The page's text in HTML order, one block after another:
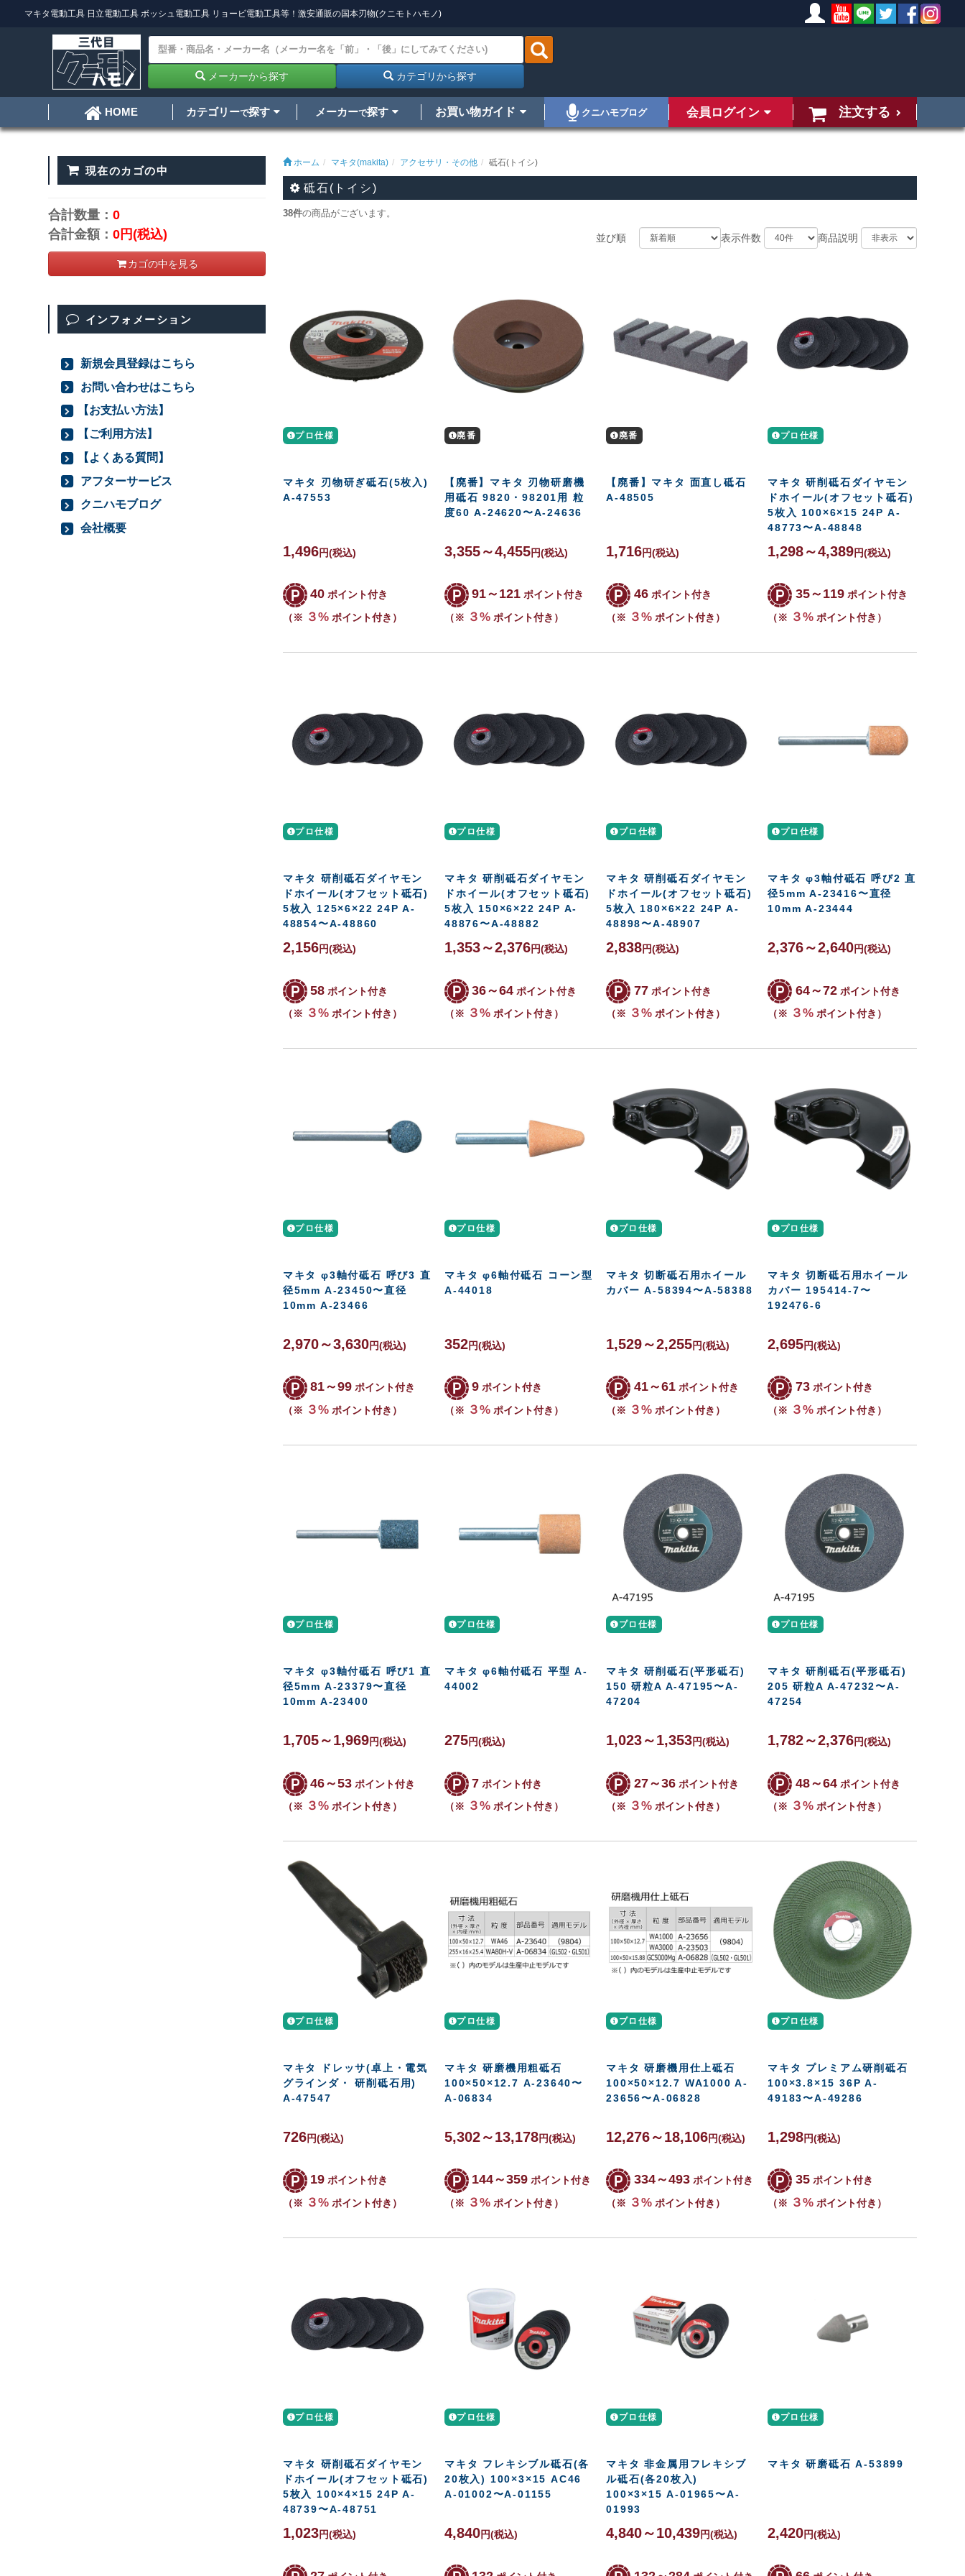
マキタ電動工具 日立電動工具 ボッシュ電動工具 リョービ電動工具等！激安通販の国本刃物(クニモトハモノ)
メーカーから探す カテゴリから探す
HOME カテゴリーで探す メーカーで探す お買い物ガイド クニハモブログ 会員ログイン 注文する
ホーム マキタ(makita) アクセサリ・その他 砥石(トイシ)
砥石(トイシ)
38件の商品がございます。
並び順 表示件数 商品説明
プロ仕様
マキタ 刃物研ぎ砥石(5枚入)
A-47553
1,496円(税込)
40 ポイント付き
（※ ３%ポイント付き）
廃番
【廃番】マキタ 刃物研磨機
用砥石 9820・98201用 粒
度60 A-24620〜A-24636
3,355～4,455円(税込)
91～121 ポイント付き
（※ ３%ポイント付き）
廃番
【廃番】マキタ 面直し砥石
A-48505
1,716円(税込)
46ポイント付き
（※ ３% ポイント付き）
プロ仕様
マキタ 研削砥石ダイヤモン
ドホイール(オフセット砥石)
5枚入 100×6×15 24P A-
48773〜A-48848
1,298～4,389円(税込)
35～119ポイント付き
（※ ３% ポイント付き）
プロ仕様
マキタ 研削砥石ダイヤモン
ドホイール(オフセット砥石)
5枚入 125×6×22 24P A-
48854〜A-48860
2,156円(税込)
58 ポイント付き
（※ ３%ポイント付き）
プロ仕様
マキタ 研削砥石ダイヤモン
ドホイール(オフセット砥石)
5枚入 150×6×22 24P A-
48876〜A-48882
1,353～2,376円(税込)
36～64 ポイント付き
（※ ３%ポイント付き）
プロ仕様
マキタ 研削砥石ダイヤモン
ドホイール(オフセット砥石)
5枚入 180×6×22 24P A-
48898〜A-48907
2,838円(税込)
77ポイント付き
（※ ３% ポイント付き）
プロ仕様
マキタ φ3軸付砥石 呼び2 直
径5mm A-23416〜直径
10mm A-23444
2,376～2,640円(税込)
64～72ポイント付き
（※ ３% ポイント付き）
プロ仕様
マキタ φ3軸付砥石 呼び3 直
径5mm A-23450〜直径
10mm A-23466
2,970～3,630円(税込)
81～99 ポイント付き
（※ ３%ポイント付き）
プロ仕様
マキタ φ6軸付砥石 コーン型
A-44018
352円(税込)
9 ポイント付き
（※ ３%ポイント付き）
プロ仕様
マキタ 切断砥石用ホイール
カバー A-58394〜A-58388
1,529～2,255円(税込)
41～61ポイント付き
（※ ３% ポイント付き）
プロ仕様
マキタ 切断砥石用ホイール
カバー 195414-7〜
192476-6
2,695円(税込)
73ポイント付き
（※ ３% ポイント付き）
プロ仕様
マキタ φ3軸付砥石 呼び1 直
径5mm A-23379〜直径
10mm A-23400
1,705～1,969円(税込)
46～53 ポイント付き
（※ ３%ポイント付き）
プロ仕様
マキタ φ6軸付砥石 平型 A-
44002
275円(税込)
7 ポイント付き
（※ ３%ポイント付き）
プロ仕様
マキタ 研削砥石(平形砥石)
150 研粒A A-47195〜A-
47204
1,023～1,353円(税込)
27～36ポイント付き
（※ ３% ポイント付き）
プロ仕様
マキタ 研削砥石(平形砥石)
205 研粒A A-47232〜A-
47254
1,782～2,376円(税込)
48～64ポイント付き
（※ ３% ポイント付き）
プロ仕様
マキタ ドレッサ(卓上・電気
グラインダ・ 研削砥石用)
A-47547
726円(税込)
19 ポイント付き
（※ ３%ポイント付き）
プロ仕様
マキタ 研磨機用粗砥石
100×50×12.7 A-23640〜
A-06834
5,302～13,178円(税込)
144～359 ポイント付き
（※ ３%ポイント付き）
プロ仕様
マキタ 研磨機用仕上砥石
100×50×12.7 WA1000 A-
23656〜A-06828
12,276～18,106円(税込)
334～493ポイント付き
（※ ３% ポイント付き）
プロ仕様
マキタ プレミアム研削砥石
100×3.8×15 36P A-
49183〜A-49286
1,298円(税込)
35ポイント付き
（※ ３% ポイント付き）
プロ仕様
マキタ 研削砥石ダイヤモン
ドホイール(オフセット砥石)
5枚入 100×4×15 24P A-
48739〜A-48751
1,023円(税込)
プロ仕様
マキタ フレキシブル砥石(各
20枚入) 100×3×15 AC46
A-01002〜A-01155
4,840円(税込)
プロ仕様
マキタ 非金属用フレキシブ
ル砥石(各20枚入)
100×3×15 A-01965〜A-
01993
4,840～10,439円(税込)
プロ仕様
マキタ 研磨砥石 A-53899
2,420円(税込)
現在のカゴの中
合計数量：0
合計金額：0円(税込)
カゴの中を見る
インフォメーション
新規会員登録はこちら
お問い合わせはこちら
【お支払い方法】
【ご利用方法】
【よくある質問】
アフターサービス
クニハモブログ
会社概要